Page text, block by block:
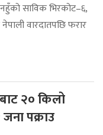
साविक भिरकोट–६,
वारदातपछि फरार
२० किलो
पक्राउ